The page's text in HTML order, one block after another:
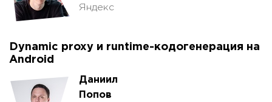
Яндекс
Dynamic proxy и runtime-кодогенерация на
Android
Даниил
Попов